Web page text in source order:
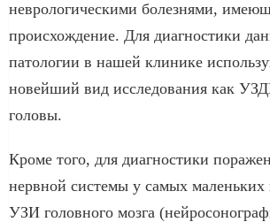
неврологическими болезнями,
происхождение. Для диагностики
патологии в нашей клинике
новейший вид исследования как
головы.
Кроме того, для диагностики
нервной системы у самых
УЗИ головного мозга